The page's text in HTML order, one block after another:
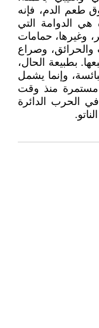
طعم الدم، فإنه
الدوامة التي
وغيرها، حمامات
والحرائق، وصراع
بطبيعة الحال،
وإنما يشمل
مستمرة منذ وقت
الحرب الدائرة